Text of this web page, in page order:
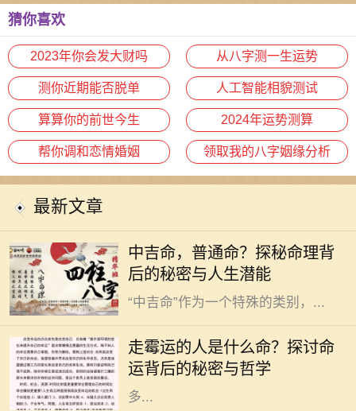
猜你喜欢
2023年你会发大财吗 从八字测一生运势
测你近期能否脱单 人工智能相貌测试
算算你的前世今生 2024年运势测算
帮你调和恋情婚姻 领取我的八字姻缘分析
最新文章
中吉命，普通命？探秘命理背
后的秘密与人生潜能
在中国传统命理学中，人们常常将自
己的命运与生辰八字联系在一起，其
中“吉”和“凶”是最为常见的分类。而
“中吉命”作为一个特殊的类别，...
走霉运的人是什么命？探讨命
运背后的秘密与哲学
在我们的生活中，总会遇到一些人，
他们似乎总是与霉运相伴，无论是事
业、感情还是健康，似乎都在不断遭
遇挫折和不顺。这样的现象引发了许
多...
在这个快节奏的时代，爱情似乎变得